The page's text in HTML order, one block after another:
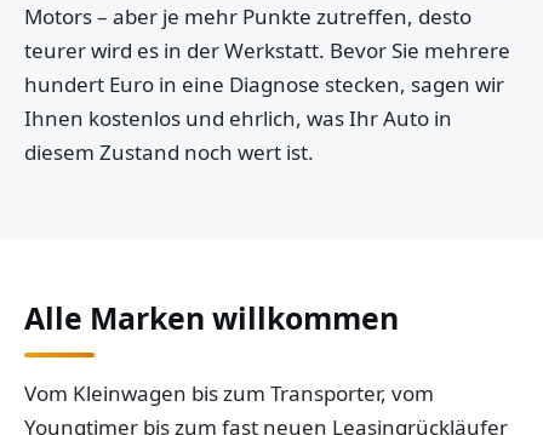
Motors – aber je mehr Punkte zutreffen, desto
teurer wird es in der Werkstatt. Bevor Sie mehrere
hundert Euro in eine Diagnose stecken, sagen wir
Ihnen kostenlos und ehrlich, was Ihr Auto in
diesem Zustand noch wert ist.
Alle Marken willkommen
Vom Kleinwagen bis zum Transporter, vom
Youngtimer bis zum fast neuen Leasingrückläufer